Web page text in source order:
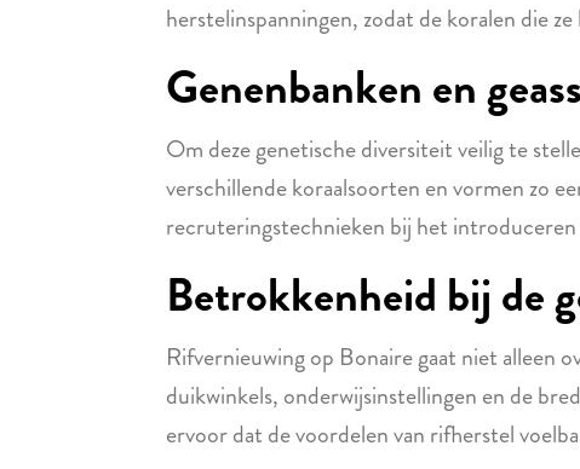
herstelinspanningen, zodat de koralen die
Genenbanken en
Om deze genetische diversiteit veilig te
verschillende koraalsoorten en vormen zo
recruteringstechnieken bij het
Betrokkenheid bij de
Rifvernieuwing op Bonaire gaat niet alleen
duikwinkels, onderwijsinstellingen en de
ervoor dat de voordelen van rifherstel